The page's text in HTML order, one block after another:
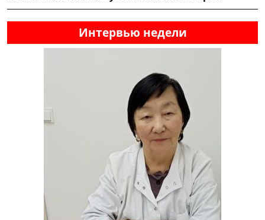
Интервью недели